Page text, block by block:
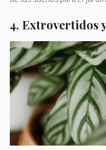
4. Extrovertidos